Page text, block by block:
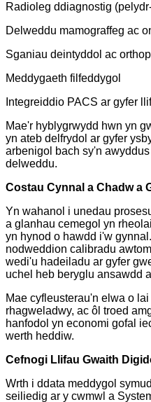
Radioleg ddiagnostig
Delweddu mamograffeg ac
Sganiau deintyddol ac
Meddygaeth filfeddygol
Integreiddio PACS ar gyfer
Mae'r hyblygrwydd hwn yn
yn ateb delfrydol ar gyfer
arbenigol bach sy'n
delweddu.
Costau Cynnal a Chadw a
Yn wahanol i unedau
a glanhau cemegol yn
yn hynod o hawdd i'w
nodweddion calibradu
wedi'u hadeiladu ar gyfer
uchel heb beryglu ansawdd
Mae cyfleusterau'n elwa o
rhagweladwy, ac ôl troed
hanfodol yn economi gofal
werth heddiw.
Cefnogi Llifau Gwaith
Wrth i ddata meddygol
seiliedig ar y cwmwl a